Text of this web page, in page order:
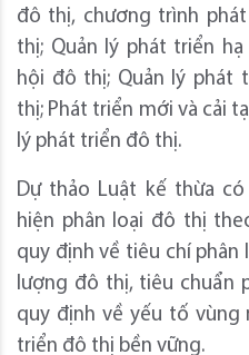
đô thị, chương trình
thị; Quản lý phát triển
hội đô thị; Quản lý phát
thị; Phát triển mới và cải
lý phát triển đô thị.
Dự thảo Luật kế thừa
hiện phân loại đô thị
quy định về tiêu chí phân
lượng đô thị, tiêu chuẩn
quy định về yếu tố vùng
triển đô thị bền vững.